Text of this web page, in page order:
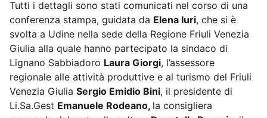
Tutti i dettagli sono stati comunicati nel corso di una
conferenza stampa, guidata da Elena Iuri, che si è
svolta a Udine nella sede della Regione Friuli Venezia
Giulia alla quale hanno partecipato la sindaco di
Lignano Sabbiadoro Laura Giorgi, l’assessore
regionale alle attività produttive e al turismo del Friuli
Venezia Giulia Sergio Emidio Bini, il presidente di
Li.Sa.Gest Emanuele Rodeano, la consigliera